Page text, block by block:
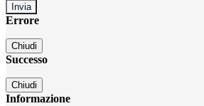
Errore
Chiudi
Successo
Chiudi
Informazione